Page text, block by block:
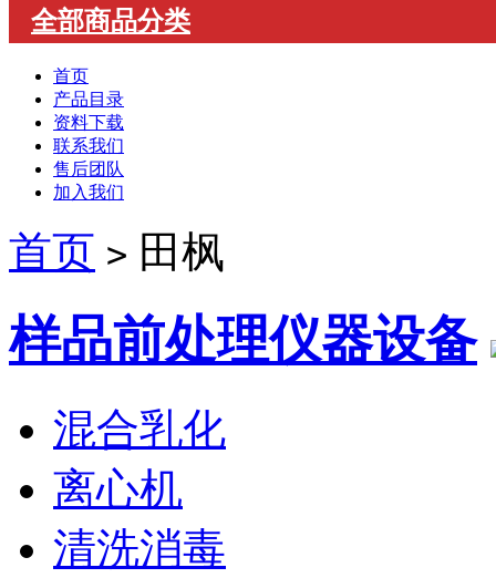
全部商品分类
首页
产品目录
资料下载
联系我们
售后团队
加入我们
首页 > 田枫
样品前处理仪器设备
混合乳化
离心机
清洗消毒